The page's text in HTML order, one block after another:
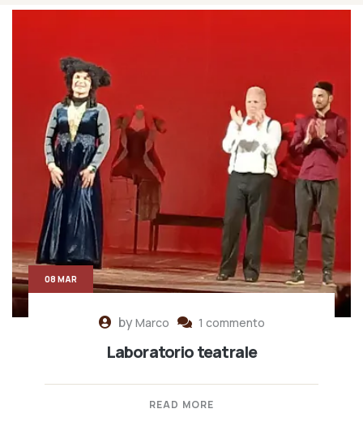
byMarco 1 commento
Laboratorio teatrale
READ MORE
08 MAR